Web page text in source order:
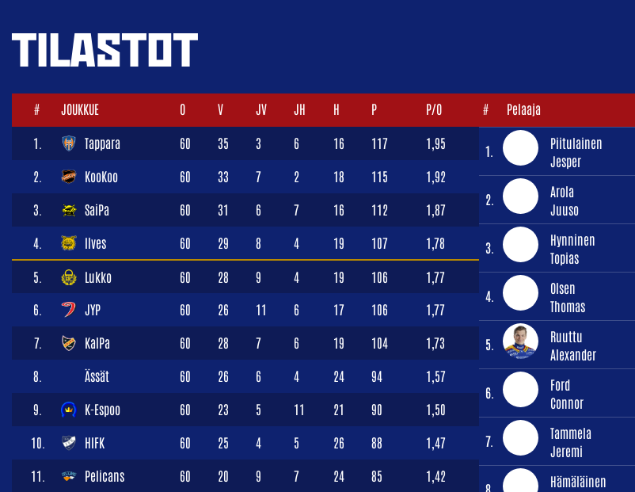
TILASTOT
# JOUKKUE O V JV JH H P P/O
1. Tappara 60 35 3 6 16 117 1,95
2. KooKoo 60 33 7 2 18 115 1,92
3. SaiPa 60 31 6 7 16 112 1,87
4. Ilves 60 29 8 4 19 107 1,78
5. Lukko 60 28 9 4 19 106 1,77
6. JYP 60 26 11 6 17 106 1,77
7. KalPa 60 28 7 6 19 104 1,73
8. Ässät 60 26 6 4 24 94 1,57
9. K-Espoo 60 23 5 11 21 90 1,50
10. HIFK 60 25 4 5 26 88 1,47
11. Pelicans 60 20 9 7 24 85 1,42
# Pelaaja
1.
Piitulainen
Jesper
2.
Arola
Juuso
3.
Hynninen
Topias
4.
Olsen
Thomas
5.
Ruuttu
Alexander
6.
Ford
Connor
7.
Tammela
Jeremi
Hämäläinen